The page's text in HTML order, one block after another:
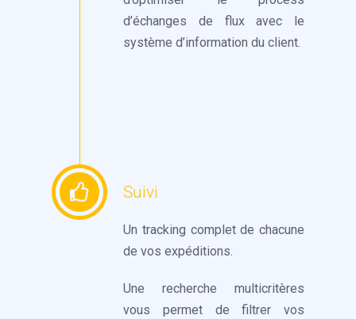
d’échanges de flux avec le
système d’information du client.
Suivi
Un tracking complet de chacune
de vos expéditions.
Une recherche multicritères
vous permet de filtrer vos